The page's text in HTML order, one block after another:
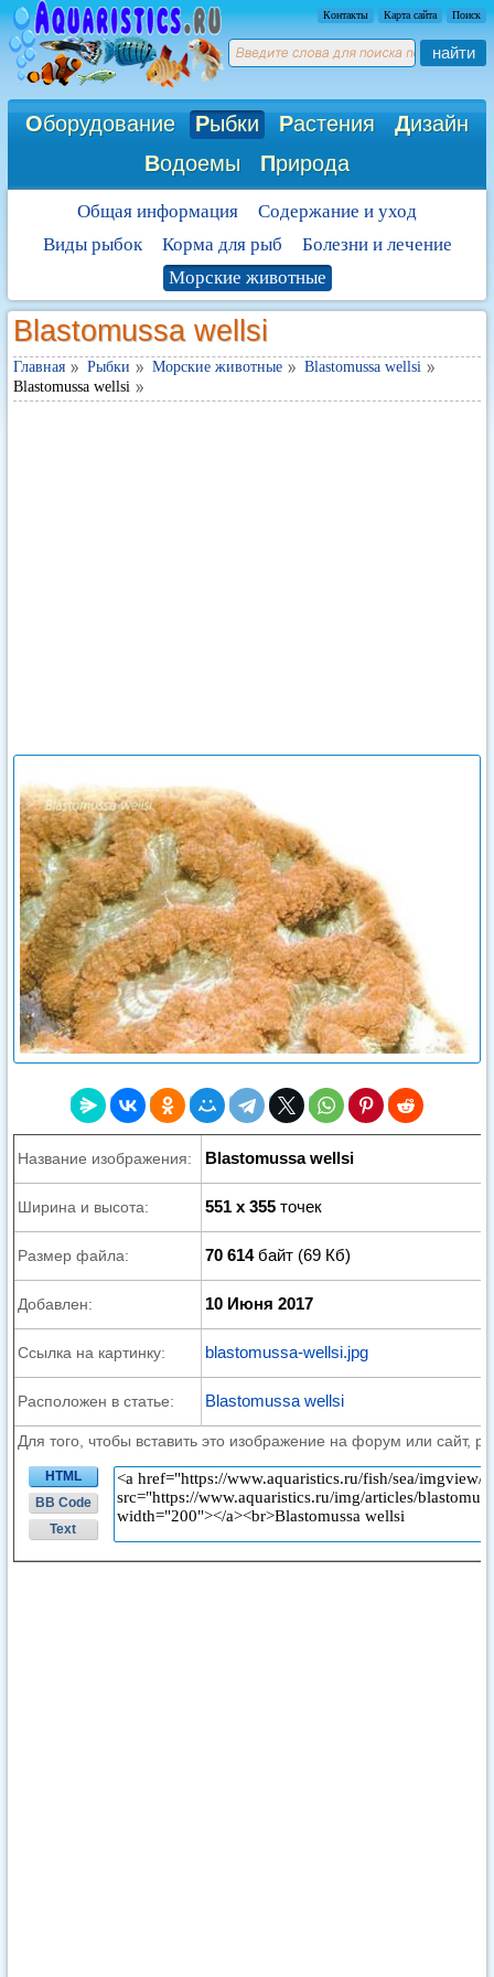
Контакты Карта сайта Поиск
найти
Оборудование Рыбки Растения Дизайн
Водоемы Природа
Общая информация
Содержание и уход
Виды рыбок
Корма для рыб
Болезни и лечение
Морские животные
Blastomussa wellsi
Главная Рыбки Морские животные
Blastomussa wellsi
Blastomussa wellsi
Название изображения: Blastomussa wellsi
Ширина и высота: 551 x 355 точек
Размер файла: 70 614байт (69 Кб)
Добавлен: 10 Июня 2017
Ссылка на картинку: blastomussa-wellsi.jpg
Расположен в статье: Blastomussa wellsi
Для того, чтобы вставить это изображение на форум или сайт,
HTML
BB Code
Text